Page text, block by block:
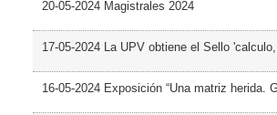
20-05-2024 Magistrales 2024
17-05-2024 La UPV obtiene el Sello
16-05-2024 Exposición “Una matriz herida.